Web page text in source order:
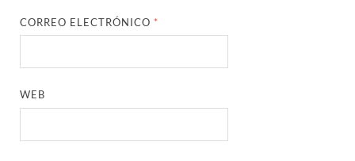
CORREO ELECTRÓNICO *
WEB